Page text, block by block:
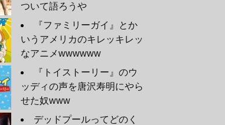
ついて語ろうや
『ファミリーガイ』とか
いうアメリカのキレッキレッ
なアニメwwwwww
『トイストーリー』のウ
ッディの声を唐沢寿明にやら
せた奴www
デッドプールってどのく